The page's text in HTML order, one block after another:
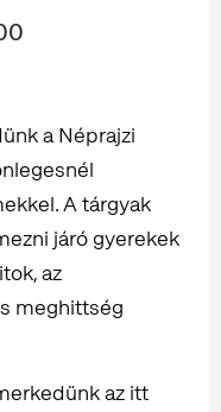
a Néprajzi
A tárgyak
járó gyerekek
az
meghittség
az itt